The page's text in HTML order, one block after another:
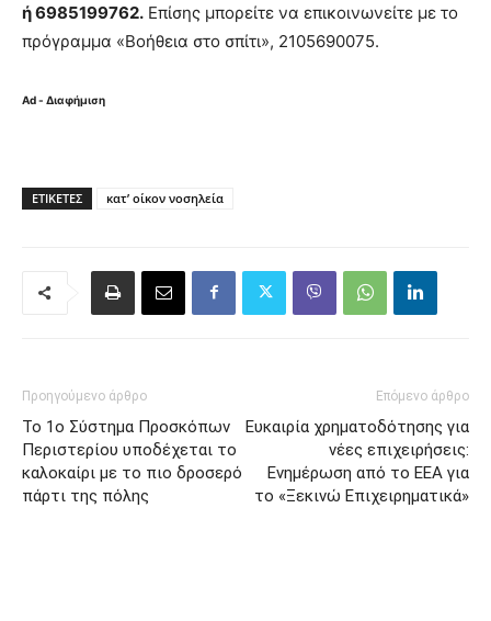
ή 6985199762. Επίσης μπορείτε να επικοινωνείτε με το
πρόγραμμα «Βοήθεια στο σπίτι», 2105690075.
Ad - Διαφήμιση
ΕΤΙΚΈΤΕΣ κατ’ οίκον νοσηλεία
Προηγούμενο άρθρο
Το 1ο Σύστημα Προσκόπων
Περιστερίου υποδέχεται το
καλοκαίρι με το πιο δροσερό
πάρτι της πόλης
Επόμενο άρθρο
Ευκαιρία χρηματοδότησης για
νέες επιχειρήσεις:
Ενημέρωση από το ΕΕΑ για
το «Ξεκινώ Επιχειρηματικά»